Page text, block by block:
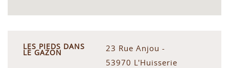
LES PIEDS DANS
LE GAZON
23 Rue Anjou -
53970 L'Huisserie